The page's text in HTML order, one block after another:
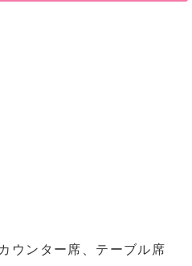
ウンター席、テーブル席